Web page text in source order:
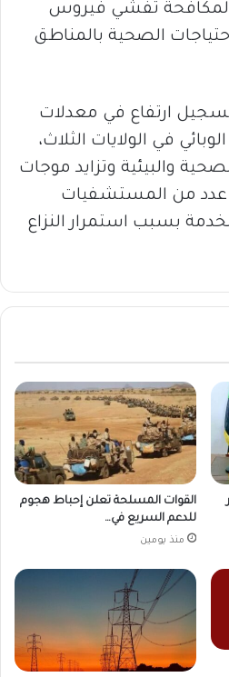
لمكافحة تفشي فيروس
الصحية بالمناطق
تسجيل ارتفاع في معدلات
في الولايات الثلاث،
والبيئية وتزايد موجات
عدد من المستشفيات
بسبب استمرار النزاع
القوات المسلحة تعلن إحباط هجوم
للدعم السريع في…
منذ يومين